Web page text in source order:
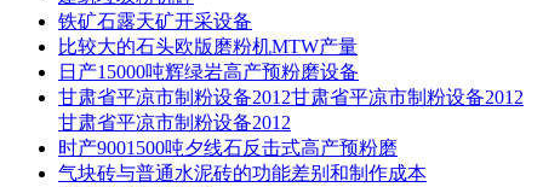
铁矿石露天矿开采设备
比较大的石头欧版磨粉机MTW产量
日产15000吨辉绿岩高产预粉磨设备
甘肃省平凉市制粉设备2012甘肃省平凉市制粉设备2012
甘肃省平凉市制粉设备2012
时产9001500吨夕线石反击式高产预粉磨
气块砖与普通水泥砖的功能差别和制作成本